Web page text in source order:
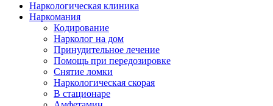
Наркологическая клиника
Наркомания
Кодирование
Нарколог на дом
Принудительное лечение
Помощь при передозировке
Снятие ломки
Наркологическая скорая
В стационаре